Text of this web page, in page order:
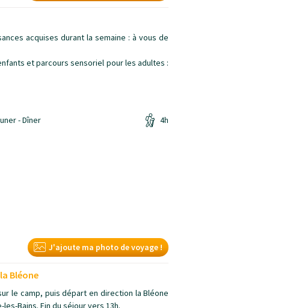
acquises durant la semaine : à vous de
et parcours sensoriel pour les adultes :
- Dîner 4h
J'ajoute ma photo de voyage !
Bléone
le camp, puis départ en direction la Bléone
Bains. Fin du séjour vers 13h.